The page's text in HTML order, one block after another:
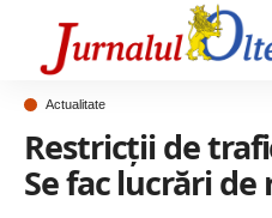
Actualitate
Restricţii de
Se fac lucrări